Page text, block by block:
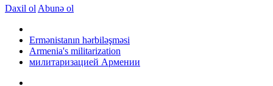
Daxil ol Abunə ol
Ermənistanın hərbiləşməsi
Armenia's militarization
милитаризацией Армении